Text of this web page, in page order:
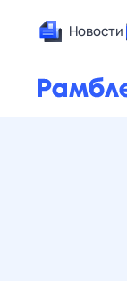
Новости